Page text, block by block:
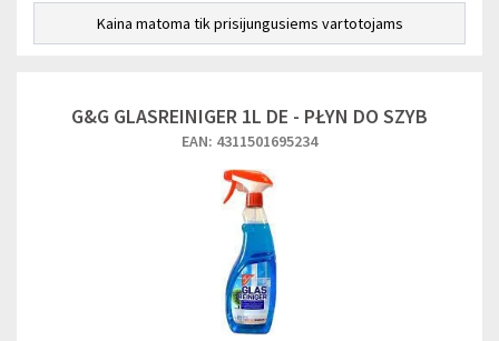
Kaina matoma tik prisijungusiems vartotojams
G&G GLASREINIGER 1L DE - PŁYN DO SZYB
EAN: 4311501695234